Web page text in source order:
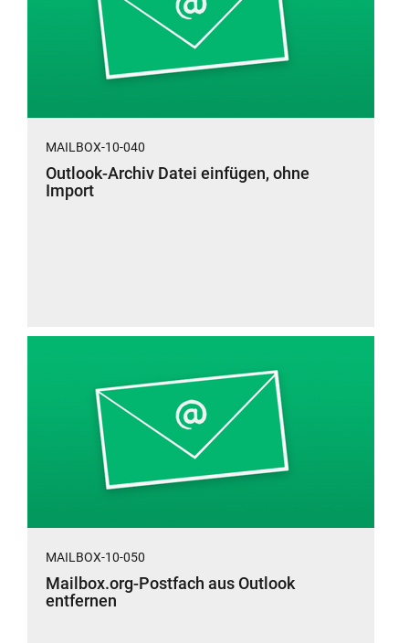
MAILBOX-10-040
Outlook-Archiv Datei einfügen, ohne
Import
MAILBOX-10-050
Mailbox.org-Postfach aus Outlook
entfernen